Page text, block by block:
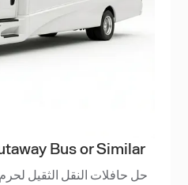
Bus or Similar
حل حافلات النقل الثقيل